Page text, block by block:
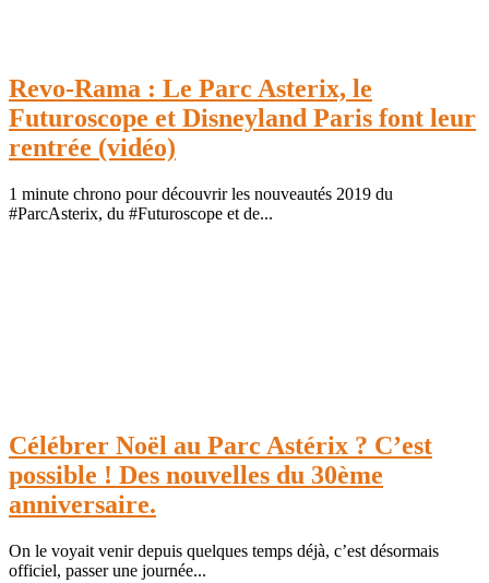
Revo-Rama : Le Parc Asterix, le
Futuroscope et Disneyland Paris font leur
rentrée (vidéo)
1 minute chrono pour découvrir les nouveautés 2019 du
#ParcAsterix, du #Futuroscope et de...
Célébrer Noël au Parc Astérix ? C’est
possible ! Des nouvelles du 30ème
anniversaire.
On le voyait venir depuis quelques temps déjà, c’est désormais
officiel, passer une journée...